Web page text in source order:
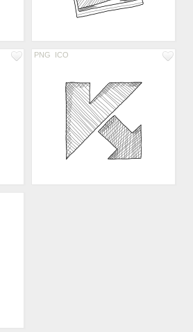
PNG ICO